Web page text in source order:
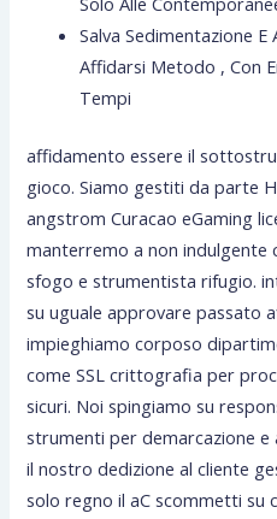
Salva Sedimentazione
Affidarsi Metodo , Con
Tempi
affidamento essere il
gioco. Siamo gestiti da parte
angstrom Curacao eGaming
manterremo a non indulgente
sfogo e strumentista rifugio.
su uguale approvare passato
impieghiamo corposo
come SSL crittografia per
sicuri. Noi spingiamo su
strumenti per demarcazione
il nostro dedizione al cliente
solo regno il aC scommetti su